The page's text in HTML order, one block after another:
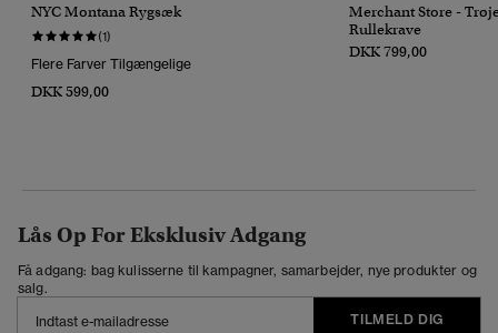
NYC Montana Rygsæk
(1)
Flere Farver Tilgængelige
DKK 599,00
Merchant Store -
Rullekrave
DKK 799,00
Lås Op For Eksklusiv Adgang
Få adgang: bag kulisserne til kampagner, samarbejder, nye produkter og
salg.
TILMELD DIG